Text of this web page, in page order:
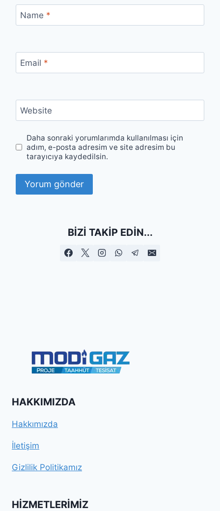
Name *
Email *
Website
Daha sonraki yorumlarımda kullanılması için
adım, e-posta adresim ve site adresim bu
tarayıcıya kaydedilsin.
BIZI TAKIP EDIN...
HAKKIMIZDA
Hakkımızda
İletişim
Gizlilik Politikamız
HIZMETLERIMIZ